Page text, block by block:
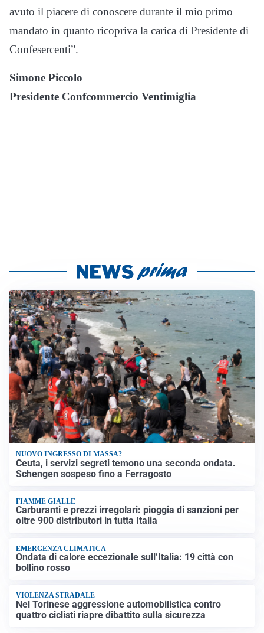
avuto il piacere di conoscere durante il mio primo
mandato in quanto ricopriva la carica di Presidente di
Confesercenti”.
Simone Piccolo
Presidente Confcommercio Ventimiglia
NUOVO INGRESSO DI MASSA?
Ceuta, i servizi segreti temono una seconda ondata.
Schengen sospeso fino a Ferragosto
FIAMME GIALLE
Carburanti e prezzi irregolari: pioggia di sanzioni per
oltre 900 distributori in tutta Italia
EMERGENZA CLIMATICA
Ondata di calore eccezionale sull’Italia: 19 città con
bollino rosso
VIOLENZA STRADALE
Nel Torinese aggressione automobilistica contro
quattro ciclisti riapre dibattito sulla sicurezza